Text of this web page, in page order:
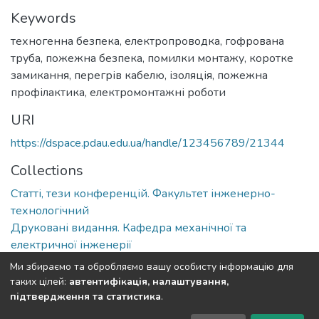
Keywords
техногенна безпека, електропроводка, гофрована
труба, пожежна безпека, помилки монтажу, коротке
замикання, перегрів кабелю, ізоляція, пожежна
профілактика, електромонтажні роботи
URI
https://dspace.pdau.edu.ua/handle/123456789/21344
Collections
Статті, тези конференцій. Факультет інженерно-
технологічний
Друковані видання. Кафедра механічної та
електричної інженерії
Full item page
Ми збираємо та обробляємо вашу особисту інформацію для
таких цілей: автентифікація, налаштування,
підтвердження та статистика.